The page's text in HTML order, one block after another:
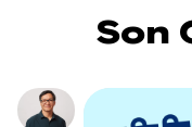
ölçütünü geliştirdik.
Son